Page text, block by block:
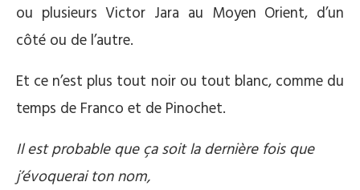
ou plusieurs Victor Jara au Moyen Orient, d’un
côté ou de l’autre.
Et ce n’est plus tout noir ou tout blanc, comme du
temps de Franco et de Pinochet.
Il est probable que ça soit la dernière fois que
j’évoquerai ton nom,